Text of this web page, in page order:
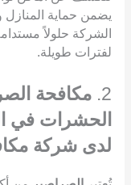
يضمن حماية المنازل
الشركة حلولاً
لفترات طويلة.
2. مكافحة
الحشرات في
لدى شركة